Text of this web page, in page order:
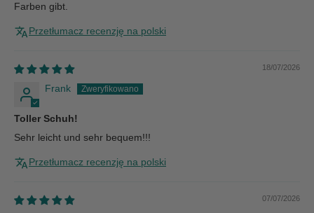
Farben gibt.
Przetłumacz recenzję na polski
18/07/2026
Frank
Toller Schuh!
Sehr leicht und sehr bequem!!!
Przetłumacz recenzję na polski
07/07/2026